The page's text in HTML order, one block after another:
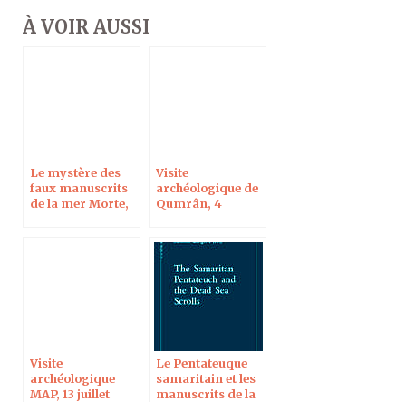
À VOIR AUSSI
Le mystère des
faux manuscrits
de la mer Morte,
Visite
archéologique de
Qumrân, 4
Visite
archéologique
MAP, 13 juillet
Le Pentateuque
samaritain et les
manuscrits de la